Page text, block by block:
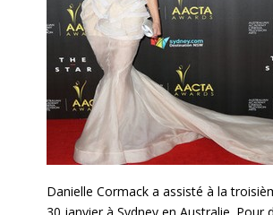
Danielle Cormack a assisté à la
30 janvier à Sydney en Australie. Pour